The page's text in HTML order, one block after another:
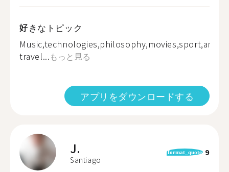
好きなトピック
travel...もっと見る
アプリをダウンロードする
J.
Santiago
format_quote 9